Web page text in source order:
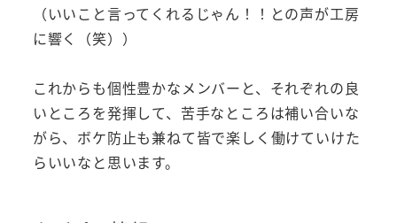
（いいこと言ってくれるじゃん！！との声が工房
に響く（笑））
これからも個性豊かなメンバーと、それぞれの良
いところを発揮して、苦手なところは補い合いな
がら、ボケ防止も兼ねて皆で楽しく働けていけた
らいいなと思います。